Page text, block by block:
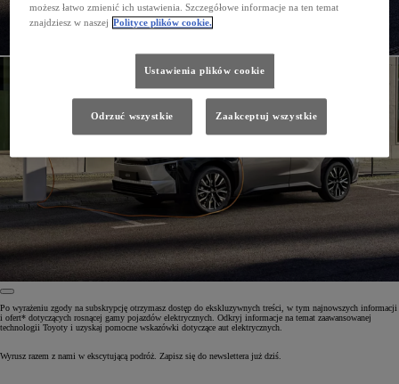
Po wyrażeniu zgody na subskrypcję otrzymasz dostęp do ekskluzywnych treści, w tym najnowszych informacji
i ofert* dotyczących rosnącej gamy pojazdów elektrycznych. Odkryj informacje na temat zaawansowanej
technologii Toyoty i uzyskaj pomocne wskazówki dotyczące aut elektrycznych.
Wyrusz razem z nami w ekscytującą podróż. Zapisz się do newslettera już dziś.
możesz łatwo zmienić ich ustawienia. Szczegółowe informacje na ten temat
znajdziesz w naszej Polityce plików cookie.
Ustawienia plików cookie
Odrzuć wszystkie Zaakceptuj wszystkie